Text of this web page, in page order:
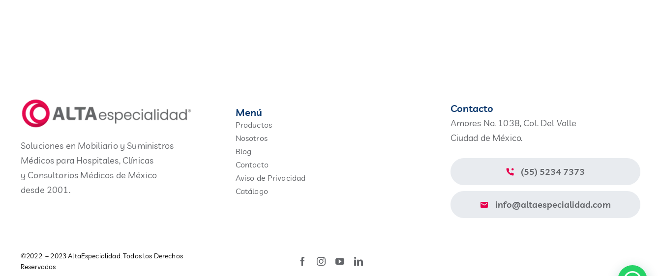
Soluciones en Mobiliario y Suministros
Médicos para Hospitales, Clínicas
y Consultorios Médicos de México
desde 2001.
Menú
Productos
Nosotros
Blog
Contacto
Aviso de Privacidad
Catálogo
Contacto
Amores No. 1038, Col. Del Valle
Ciudad de México.
(55) 5234 7373
info@altaespecialidad.com
©2022 – 2023 AltaEspecialidad. Todos los Derechos
Reservados